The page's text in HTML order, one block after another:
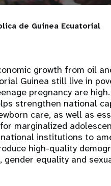
de Guinea Ecuatorial
growth from oil
Guinea still live in
pregnancy are
strengthen national
care, as well as
marginalized
institutions to
high-quality
gender equality and